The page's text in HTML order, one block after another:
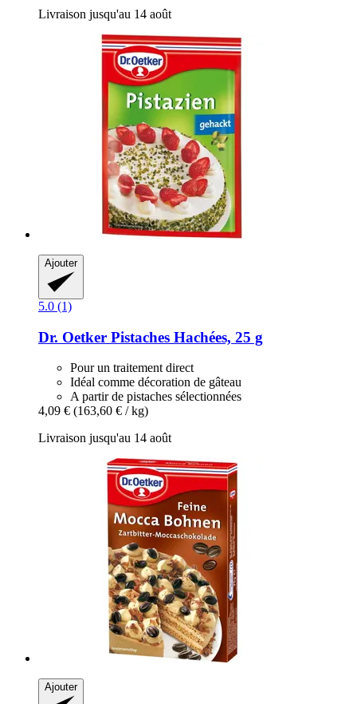
Livraison jusqu'au 14 août
Ajouter
5.0 (1)
Dr. Oetker Pistaches Hachées, 25 g
Pour un traitement direct
Idéal comme décoration de gâteau
A partir de pistaches sélectionnées
4,09 € (163,60 € / kg)
Livraison jusqu'au 14 août
Ajouter